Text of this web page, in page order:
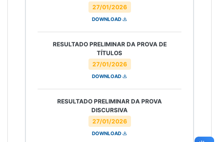
27/01/2026
DOWNLOAD
27/01/2026
RESULTADO PRELIMINAR DA PROVA DE
TÍTULOS
DOWNLOAD
27/01/2026
RESULTADO PRELIMINAR DA PROVA
DISCURSIVA
DOWNLOAD